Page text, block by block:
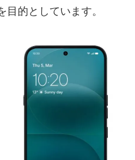
的としています。